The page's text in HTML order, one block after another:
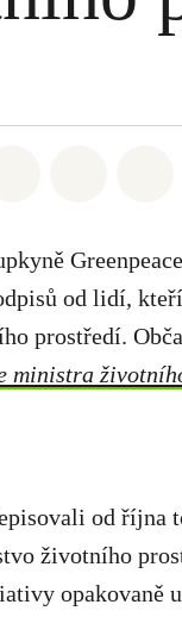
od lidí,
prostředí.
ministra
od října
životního
opakovaně